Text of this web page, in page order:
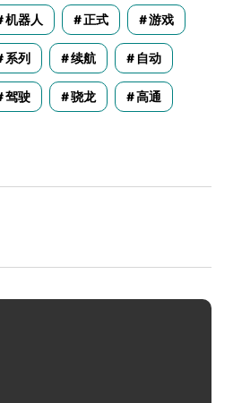
机器人 正式 游戏
系列 续航 自动
驾驶 骁龙 高通